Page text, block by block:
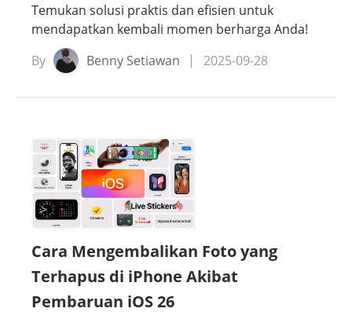
Temukan solusi praktis dan efisien untuk
mendapatkan kembali momen berharga Anda!
By
Benny Setiawan 2025-09-28
Cara Mengembalikan Foto yang
Terhapus di iPhone Akibat
Pembaruan iOS 26